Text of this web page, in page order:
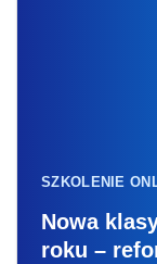
SZKOLENIE
Nowa
roku –